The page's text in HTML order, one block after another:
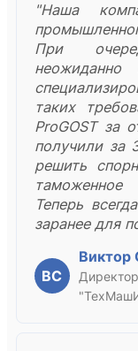
"Наша
При
неожиданно
таких
ProGOST за
получили за
решить
Теперь
заранее для
ВС
Виктор